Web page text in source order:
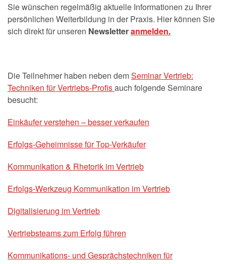
Sie wünschen regelmäßig aktuelle Informationen zu Ihrer
persönlichen Weiterbildung in der Praxis. Hier können Sie
sich direkt für unseren Newsletteranmelden.
Die Teilnehmer haben neben demSeminar Vertrieb:
Techniken für Vertriebs-Profisauch folgende Seminare
besucht:
Einkäufer verstehen – besser verkaufen
Erfolgs-Geheimnisse für Top-Verkäufer
Kommunikation & Rhetorik im Vertrieb
Erfolgs-Werkzeug Kommunikation im Vertrieb
Digitalisierung im Vertrieb
Vertriebsteams zum Erfolg führen
Kommunikations- und Gesprächstechniken für